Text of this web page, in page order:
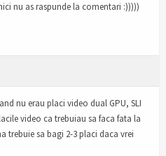
nu as raspunde la comentari :)))))
nu erau placi video dual GPU, SLI
video ca trebuiau sa faca fata la
trebuie sa bagi 2-3 placi daca vrei